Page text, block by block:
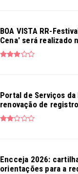
BOA VISTA RR-
Cena' será realizado
Portal de Serviços
renovação de
Encceja 2026:
orientações para a